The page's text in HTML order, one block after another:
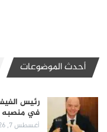
أحدث الموضوعات
رئيس
في منصبه
أغسطس 7, 2026